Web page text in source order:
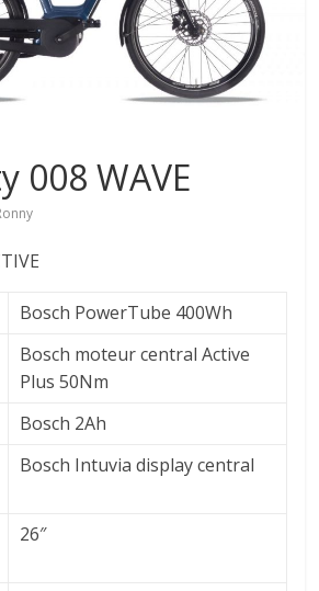
008 WAVE
Bosch PowerTube 400Wh
Bosch moteur central Active
Plus 50Nm
Bosch 2Ah
Bosch Intuvia display central
26″